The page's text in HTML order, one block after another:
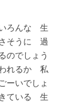
ろんな 生
そうに 過
でしょう
れるか 私
いでしょ
ている 生